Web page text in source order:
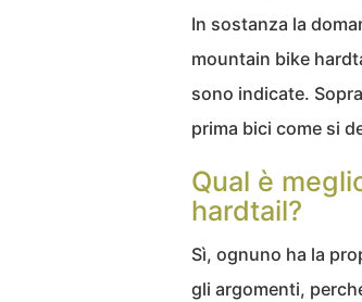
In sostanza la
mountain bike
sono indicate.
prima bici come si
Qual è
hardtail?
Sì, ognuno ha la
gli argomenti,